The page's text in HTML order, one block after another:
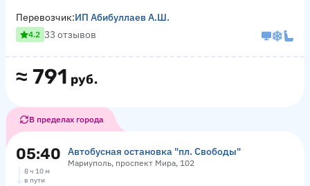
≈ 791 руб.
Перевозчик:ИП Абибуллаев А.Ш.
4.2 33 отзывов
В пределах города
05:40 Автобусная остановка "пл. Свободы"
Мариуполь, проспект Мира, 102
8 ч 10 м
в пути